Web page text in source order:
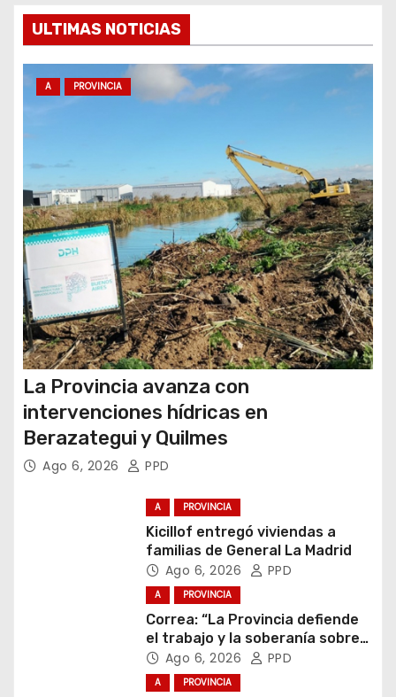
n
t
r
d
a
s
ULTIMAS NOTICIAS
A PROVINCIA
La Provincia avanza con
intervenciones hídricas en
Berazategui y Quilmes
Ago 6, 2026 PPD
A PROVINCIA
Kicillof entregó viviendas a
familias de General La Madrid
Ago 6, 2026 PPD
A PROVINCIA
Correa: “La Provincia defiende
el trabajo y la soberanía sobre
puertos y ríos”
Ago 6, 2026 PPD
A PROVINCIA